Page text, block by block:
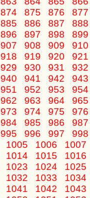
874 875 876
885 886 887
896 897 898
907 908 909
918 919 920
929 930 931
940 941 942
951 952 953
962 963 964
973 974 975
984 985 986
995 996 997
1005 1006
1007
1014 1015
1016
1023 1024
1025
1032 1033
1034
1041 1042
1043